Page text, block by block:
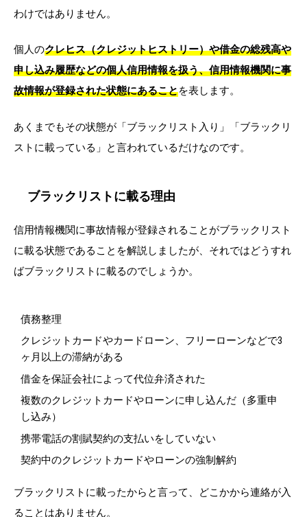
わけではありません。
個人のクレヒス（クレジットヒストリー）や借金の総残高や
申し込み履歴などの個人信用情報を扱う、信用情報機関に事
故情報が登録された状態にあることを表します。
あくまでもその状態が「ブラックリスト入り」「ブラックリ
ストに載っている」と言われているだけなのです。
ブラックリストに載る理由
信用情報機関に事故情報が登録されることがブラックリスト
に載る状態であることを解説しましたが、それではどうすれ
ばブラックリストに載るのでしょうか。
債務整理
クレジットカードやカードローン、フリーローンなどで3
ヶ月以上の滞納がある
借金を保証会社によって代位弁済された
複数のクレジットカードやローンに申し込んだ（多重申
し込み）
携帯電話の割賦契約の支払いをしていない
契約中のクレジットカードやローンの強制解約
ブラックリストに載ったからと言って、どこかから連絡が入
ることはありません。